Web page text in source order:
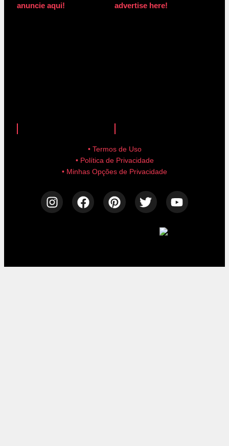
anuncie aqui! advertise here!
• Termos de Uso
• Política de Privacidade
• Minhas Opções de Privacidade